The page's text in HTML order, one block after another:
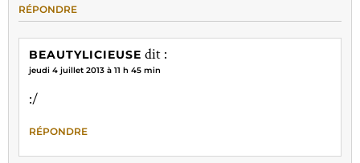
RÉPONDRE
BEAUTYLICIEUSE dit :
jeudi 4 juillet 2013 à 11 h 45 min
:/
RÉPONDRE